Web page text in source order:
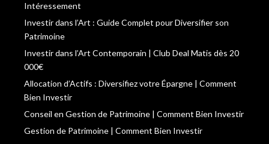
Intéressement
Investir dans l’Art : Guide Complet pour Diversifier son
Patrimoine
Investir dans l’Art Contemporain | Club Deal Matis dès 20
000€
Allocation d’Actifs : Diversifiez votre Épargne | Comment
Bien Investir
Conseil en Gestion de Patrimoine | Comment Bien Investir
Gestion de Patrimoine | Comment Bien Investir